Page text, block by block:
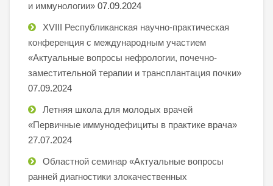
и иммунологии» 07.09.2024
XVIII Республиканская научно-практическая
конференция с международным участием
«Актуальные вопросы нефрологии, почечно-
заместительной терапии и трансплантация почки»
07.09.2024
Летняя школа для молодых врачей
«Первичные иммунодефициты в практике врача»
27.07.2024
Областной семинар «Актуальные вопросы
ранней диагностики злокачественных